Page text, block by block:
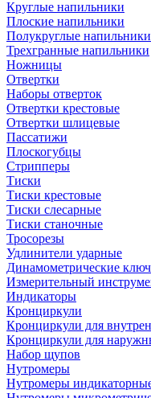
Круглые напильники
Плоские напильники
Полукруглые напильники
Трехгранные напильники
Ножницы
Отвертки
Наборы отверток
Отвертки крестовые
Отвертки шлицевые
Пассатижи
Плоскогубцы
Стрипперы
Тиски
Тиски крестовые
Тиски слесарные
Тиски станочные
Тросорезы
Удлинители ударные
Динамометрические
Измерительный
Индикаторы
Кронциркули
Кронциркули для
Кронциркули для
Набор щупов
Нутромеры
Нутромеры